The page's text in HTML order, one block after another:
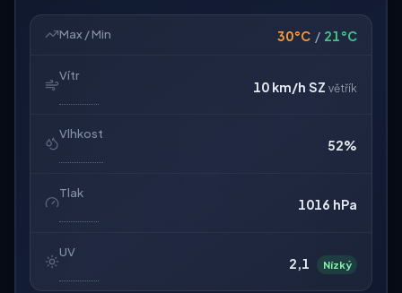
Max / Min 30°C / 21°C
Vítr
10 km/h SZ větřík
Vlhkost
52%
Tlak
1016 hPa
UV
2,1 Nízký